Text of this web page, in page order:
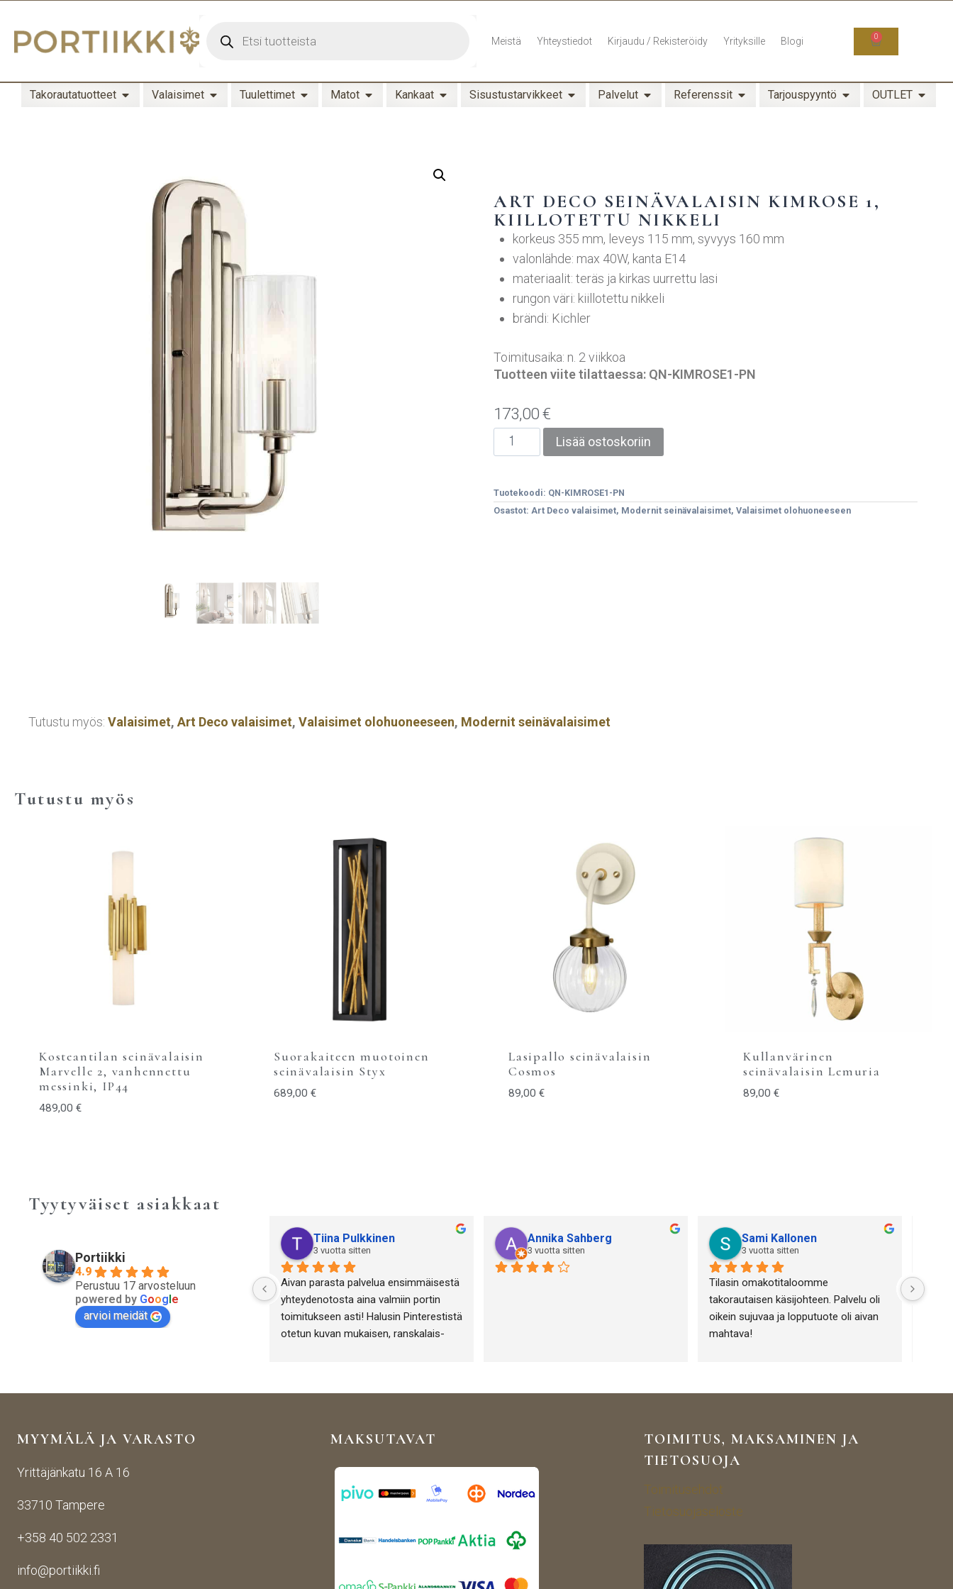
Meistä Yhteystiedot Kirjaudu / Rekisteröidy Yrityksille Blogi 0
Takorautatuotteet Valaisimet Tuulettimet Matot Kankaat Sisustustarvikkeet Palvelut Referenssit Tarjouspyyntö OUTLET
ART DECO SEINÄVALAISIN KIMROSE 1,
KIILLOTETTU NIKKELI
korkeus 355 mm, leveys 115 mm, syvyys 160 mm
valonlähde: max 40W, kanta E14
materiaalit: teräs ja kirkas uurrettu lasi
rungon väri: kiillotettu nikkeli
brändi: Kichler
Toimitusaika: n. 2 viikkoa
Tuotteen viite tilattaessa: QN-KIMROSE1-PN
173,00€
Lisää ostoskoriin
Tuotekoodi: QN-KIMROSE1-PN
Osastot: Art Deco valaisimet, Modernit seinävalaisimet,Valaisimet olohuoneeseen
Tutustu myös: Valaisimet, Art Deco valaisimet, Valaisimet olohuoneeseen, Modernit seinävalaisimet
Tutustu myös
Kosteantilan seinävalaisin
Marvelle 2, vanhennettu
messinki, IP44
489,00 €
Suorakaiteen muotoinen
seinävalaisin Styx
689,00 €
Lasipallo seinävalaisin
Cosmos
89,00 €
Kullanvärinen
seinävalaisin Lemuria
89,00 €
Tyytyväiset asiakkaat
Portiikki
4.9
Perustuu 17 arvosteluun
powered by Google
arvioi meidät
Tiina Pulkkinen
3 vuotta sitten
Aivan parasta palvelua ensimmäisestä
yhteydenotosta aina valmiin portin
toimitukseen asti! Halusin Pinterestistä
otetun kuvan mukaisen, ranskalais-
Annika Sahberg
3 vuotta sitten
Sami Kallonen
3 vuotta sitten
Tilasin omakotitaloomme
takorautaisen käsijohteen. Palvelu oli
oikein sujuvaa ja lopputuote oli aivan
mahtava!
Olen
MYYMÄLÄ JA VARASTO
Yrittäjänkatu 16 A 16
33710 Tampere
+358 40 502 2331
info@portiikki.fi
MAKSUTAVAT
TOIMITUS, MAKSAMINEN JA
TIETOSUOJA
Toimitusehdot
Tietosuojaseloste